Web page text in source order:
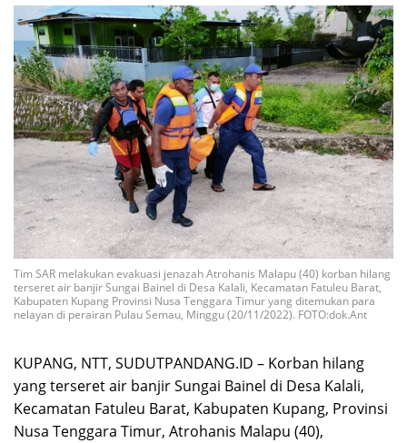
Tim SAR melakukan evakuasi jenazah Atrohanis Malapu (40) korban hilang
terseret air banjir Sungai Bainel di Desa Kalali, Kecamatan Fatuleu Barat,
Kabupaten Kupang Provinsi Nusa Tenggara Timur yang ditemukan para
nelayan di perairan Pulau Semau, Minggu (20/11/2022). FOTO:dok.Ant
KUPANG, NTT, SUDUTPANDANG.ID – Korban hilang
yang terseret air banjir Sungai Bainel di Desa Kalali,
Kecamatan Fatuleu Barat, Kabupaten Kupang, Provinsi
Nusa Tenggara Timur, Atrohanis Malapu (40),